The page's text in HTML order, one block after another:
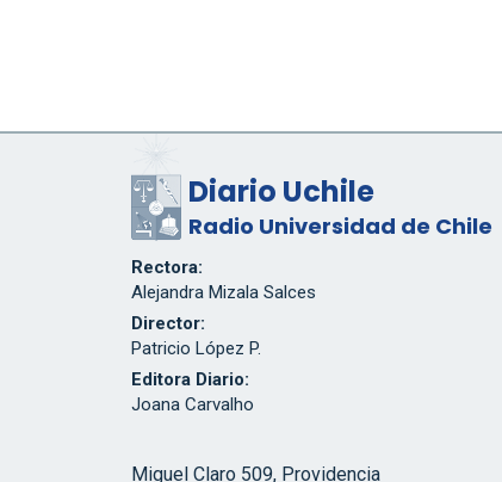
Diario Uchile
Radio Universidad de Chile
Rectora:
Alejandra Mizala Salces
Director:
Patricio López P.
Editora Diario:
Joana Carvalho
Miguel Claro 509, Providencia